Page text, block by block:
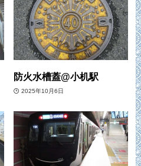
防火水槽蓋@小机駅
2025年10月6日